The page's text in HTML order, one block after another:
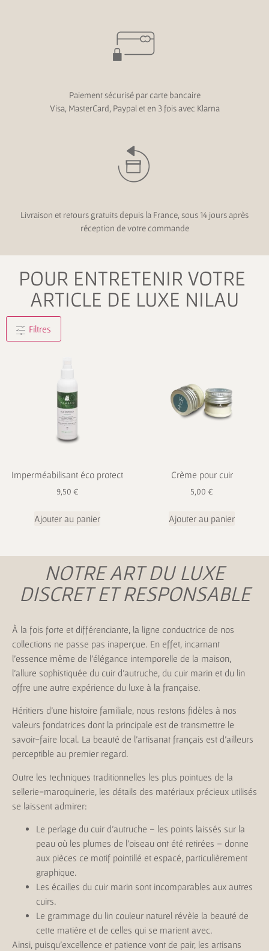
Paiement sécurisé par carte bancaire
Visa, MasterCard, Paypal et en 3 fois avec Klarna
Livraison et retours gratuits depuis la France, sous 14 jours après
réception de votre commande
POUR ENTRETENIR VOTRE
ARTICLE DE LUXE NILAU
Filtres
Imperméabilisant éco protect
9,50 €
Ajouter au panier
Crème pour cuir
5,00 €
Ajouter au panier
NOTRE ART DU LUXE
DISCRET ET RESPONSABLE
À la fois forte et différenciante, la ligne conductrice de nos
collections ne passe pas inaperçue. En effet, incarnant
l’essence même de l’élégance intemporelle de la maison,
l’allure sophistiquée du cuir d’autruche, du cuir marin et du lin
offre une autre expérience du luxe à la française.
Héritiers d’une histoire familiale, nous restons fidèles à nos
valeurs fondatrices dont la principale est de transmettre le
savoir-faire local. La beauté de l’artisanat français est d’ailleurs
perceptible au premier regard.
Outre les techniques traditionnelles les plus pointues de la
sellerie-maroquinerie, les détails des matériaux précieux utilisés
se laissent admirer:
Le perlage du cuir d’autruche – les points laissés sur la
peau où les plumes de l’oiseau ont été retirées – donne
aux pièces ce motif pointillé et espacé, particulièrement
graphique.
Les écailles du cuir marin sont incomparables aux autres
cuirs.
Le grammage du lin couleur naturel révèle la beauté de
cette matière et de celles qui se marient avec.
Ainsi, puisqu’excellence et patience vont de pair, les artisans